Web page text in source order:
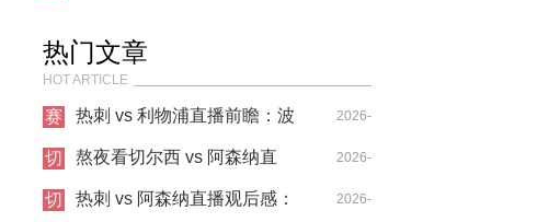
播
热门文章
HOT ARTICLE
赛
前
热刺 vs 利物浦直播前瞻：波
叔的“七伤拳”，能破克洛普
的“重金属”吗？
2026-
04-14
切
西
熬夜看切尔西 vs 阿森纳直
播，这比赛要素也太多了！
2026-
04-20
切
热刺 vs 阿森纳直播观后感： 2026-